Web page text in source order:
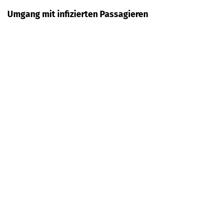
Umgang mit infizierten Passagieren